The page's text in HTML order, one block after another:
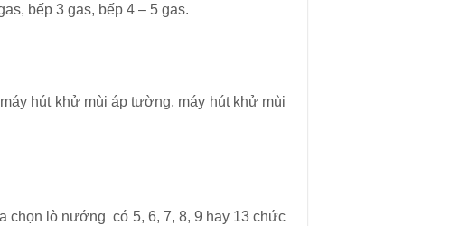
bếp 3 gas, bếp 4 – 5 gas.
hút khử mùi áp tường, máy hút khử mùi
chọn lò nướng có 5, 6, 7, 8, 9 hay 13 chức